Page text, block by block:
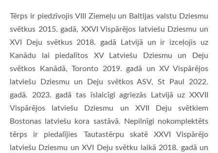
Tērps ir piedzīvojis VIII Ziemeļu un Baltijas valstu Dziesmu
svētkus 2015. gadā, XXVI Vispārējos latviešu Dziesmu un
XVI Deju svētkus 2018. gadā Latvijā un ir izceļojis uz
Kanādu lai piedalītos XV Latviešu Dziesmu un Deju
svētkos Kanādā, Toronto 2019. gadā un XV Vispārējos
latviešu Dziesmu un Deju svētkos ASV, St Paul 2022.
gadā. 2023. gadā tas īslaicīgi agriezās Latvijā uz XXVII
Vispārējos latviešu Dziesmu un XVII Deju svētkiem
Bostonas latviešu kora sastāvā. Nepilnīgi nokomplektēts
tērps ir piedalījies Tautastērpu skatē XXVI Vispārējo
latviešu Dziesmu un XVI Deju svētku laikā 2018. gadā un